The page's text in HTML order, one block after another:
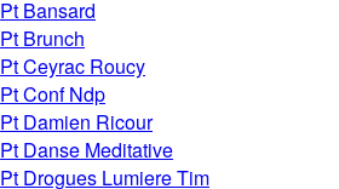
Pt Bansard
Pt Brunch
Pt Ceyrac Roucy
Pt Conf Ndp
Pt Damien Ricour
Pt Danse Meditative
Pt Drogues Lumiere Tim